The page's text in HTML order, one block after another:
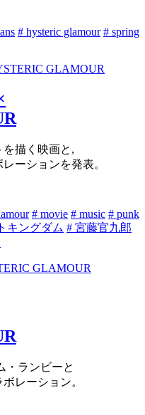
# hysteric glamour # spring
を描く映画と,
ーションを発表。
# movie # music # punk
キングダム # 宮藤官九郎
・ランビーと
レーション。